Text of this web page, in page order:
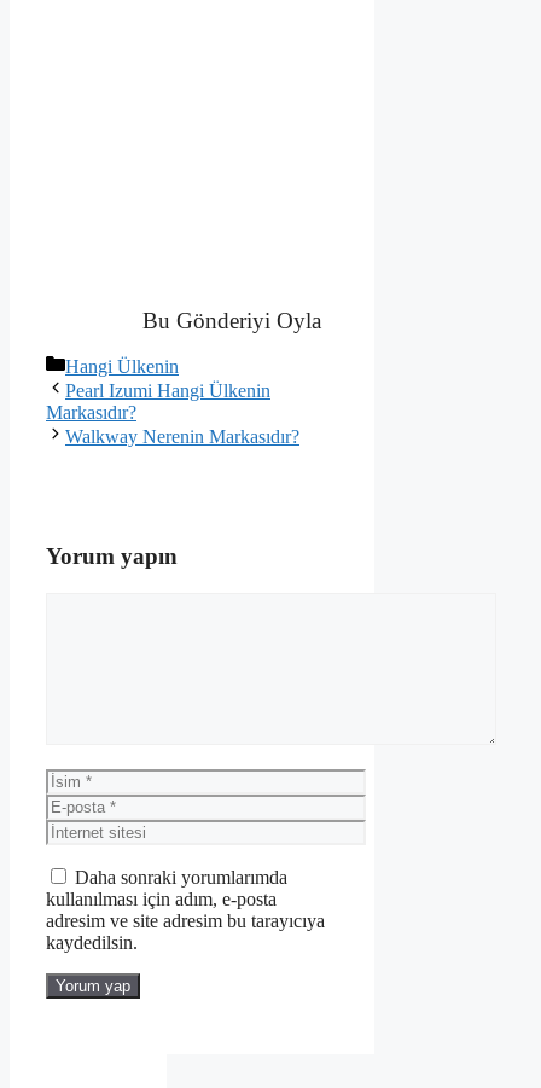
Bu Gönderiyi Oyla
Kategoriler
Hangi Ülkenin
Pearl Izumi Hangi Ülkenin
Markasıdır?
Walkway Nerenin Markasıdır?
Yorum yapın
İsim
E-
posta
İnternet
sitesi
Daha sonraki yorumlarımda
kullanılması için adım, e-posta
adresim ve site adresim bu tarayıcıya
kaydedilsin.